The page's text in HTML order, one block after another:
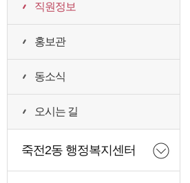
직원정보
홍보관
동소식
오시는 길
죽전2동 행정복지센터